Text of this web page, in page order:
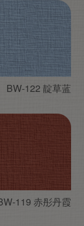
BW-122 靛草蓝
119 赤彤丹霞